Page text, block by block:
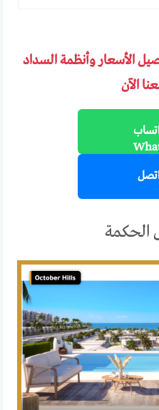
الأسعار وأنظمة السداد
الآن
الحكمة